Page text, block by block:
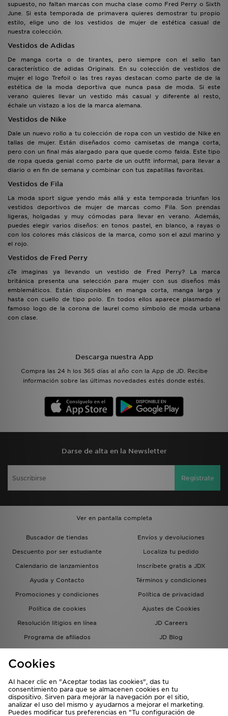
supuesto, no faltan marcas con mucha clase como Fred Perry o Sixth
June. Si esta temporada de primavera quieres demostrar tu propio
estilo, elige uno de los vestidos de mujer de estética casual de
nuestra colección.
Vestidos de Adidas
De manga corta o de tirantes, pero siempre con el sello tan
característico de adidas Originals. En su colección de vestidos de
mujer el logo Trefoil o las tres rayas destacan como parte de de la
estética de la moda deportiva que nunca pasa de moda. Si este
verano quieres llevar un vestido más casual y diferente al resto,
échale un vistazo a los de la marca alemana.
Vestidos de Nike
Dale un nuevo rollo a tu colección de ropa con un vestido de Nike en
tallas de mujer. Están diseñados como camisetas de manga corta,
pero con un final más alargado para que quede como falda. Este tipo
de ropa queda genial como parte de un outfit informal, para llevar a
diario o en fin de semana y combinar con tus zapatillas favoritas.
Vestidos de Fila
La moda sport sigue yendo más allá y esta temporada triunfan los
vestidos deportivos de mujer de marcas como Fila. Son prendas
ligeras, holgadas y muy cómodas para llevar en verano. Además,
puedes elegir varios diseños: en tonos pastel, en blanco, a rayas o
con los colores más clásicos de la marca, como son el azul marino y
el rojo.
Vestidos de Fred Perry
¿Te imaginas ya llevando un vestido de Fred Perry? La marca
británica presenta una selección para mujer con sus diseños más
emblemáticos. Están disponibles en manga corta, manga larga y
hasta con cuello de tipo polo. En todos ellos aparece plasmado el
famoso logo de la corona de laurel como símbolo de moda urbana
con clase.
Descarga nuestra App
Compra las 24 h los 365 días al año con la App de JD. Recibe
información sobre las últimas novedades estés donde estés.
Darse de alta en la Newsletter
Regístrate
Ver en pantalla completa
Buscador de tiendas
Envíos y devoluciones
Descuento por ser estudiante
Localiza tu pedido
Calendario de lanzamientos
Inscríbete gratis a JDX
Ayuda y Contacto
Términos y condiciones
Promociones y condiciones
Política de privacidad
Política de cookies
Ajustes de Cookies
Resolución litigios en línea
JD Careers
Programa de afiliados
JD Blog
del grupo JD - Whistleblowing
Cookies
Al hacer clic en "Aceptar todas las cookies", das tu
consentimiento para que se almacenen cookies en tu
dispositivo. Sirven para mejorar la navegación por el sitio,
analizar el uso del mismo y ayudarnos a mejorar el marketing.
Puedes modificar tus preferencias en "Tu configuración de